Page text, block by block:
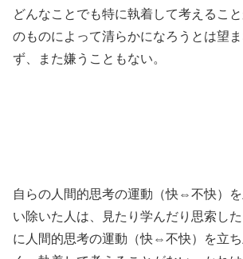
どんなことでも特に執着して考えるこ
のものによって清らかになろうとは望
ず、また嫌うこともない。
自らの人間的思考の運動（快⇔不快）
い除いた人は、見たり学んだり思索し
に人間的思考の運動（快⇔不快）を立